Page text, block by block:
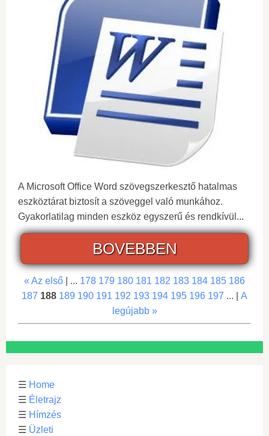
A Microsoft Office Word szövegszerkesztő hatalmas
eszköztárat biztosít a szöveggel való munkához.
Gyakorlatilag minden eszköz egyszerű és rendkívül...
BOVEBBEN
« Az első | ... 178 179 180 181 182 183 184 185 186
187 188 189 190 191 192 193 194 195 196 197 ... | A
legújabb »
☰ Home
☰ Életrajz
☰ Hímzés
☰ Üzleti